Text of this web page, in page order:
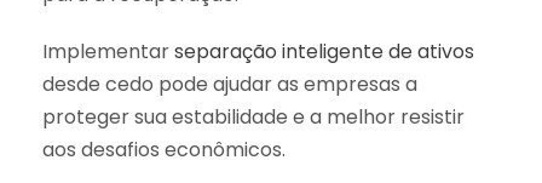
Implementarseparação inteligente de ativos
desde cedo pode ajudar as empresas a
proteger sua estabilidade e a melhor resistir
aos desafios econômicos.